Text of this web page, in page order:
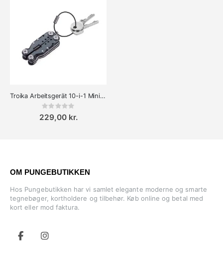
Troika Arbeitsgerät 10-i-1 Mini Multiværktøj med Tang
Rating:
229,00 kr.
OM PUNGEBUTIKKEN
Hos Pungebutikken har vi samlet elegante moderne og smarte
tegnebøger, kortholdere og tilbehør. Køb online og betal med
kort eller mod faktura.